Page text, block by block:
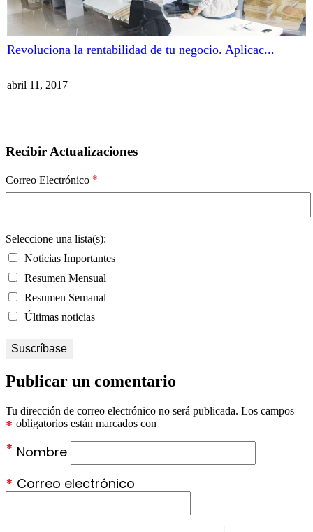
Revoluciona la rentabilidad de tu negocio. Aplicac...
abril 11, 2017
Recibir Actualizaciones
Correo Electrónico *
Seleccione una lista(s):
Noticias Importantes
Resumen Mensual
Resumen Semanal
Últimas noticias
Publicar un comentario
Tu dirección de correo electrónico no será publicada. Los campos
obligatorios están marcados con
*
Nombre
*
Correo electrónico
*